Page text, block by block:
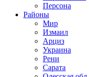
Персона
Районы
Мир
Измаил
Арциз
Украина
Рени
Сарата